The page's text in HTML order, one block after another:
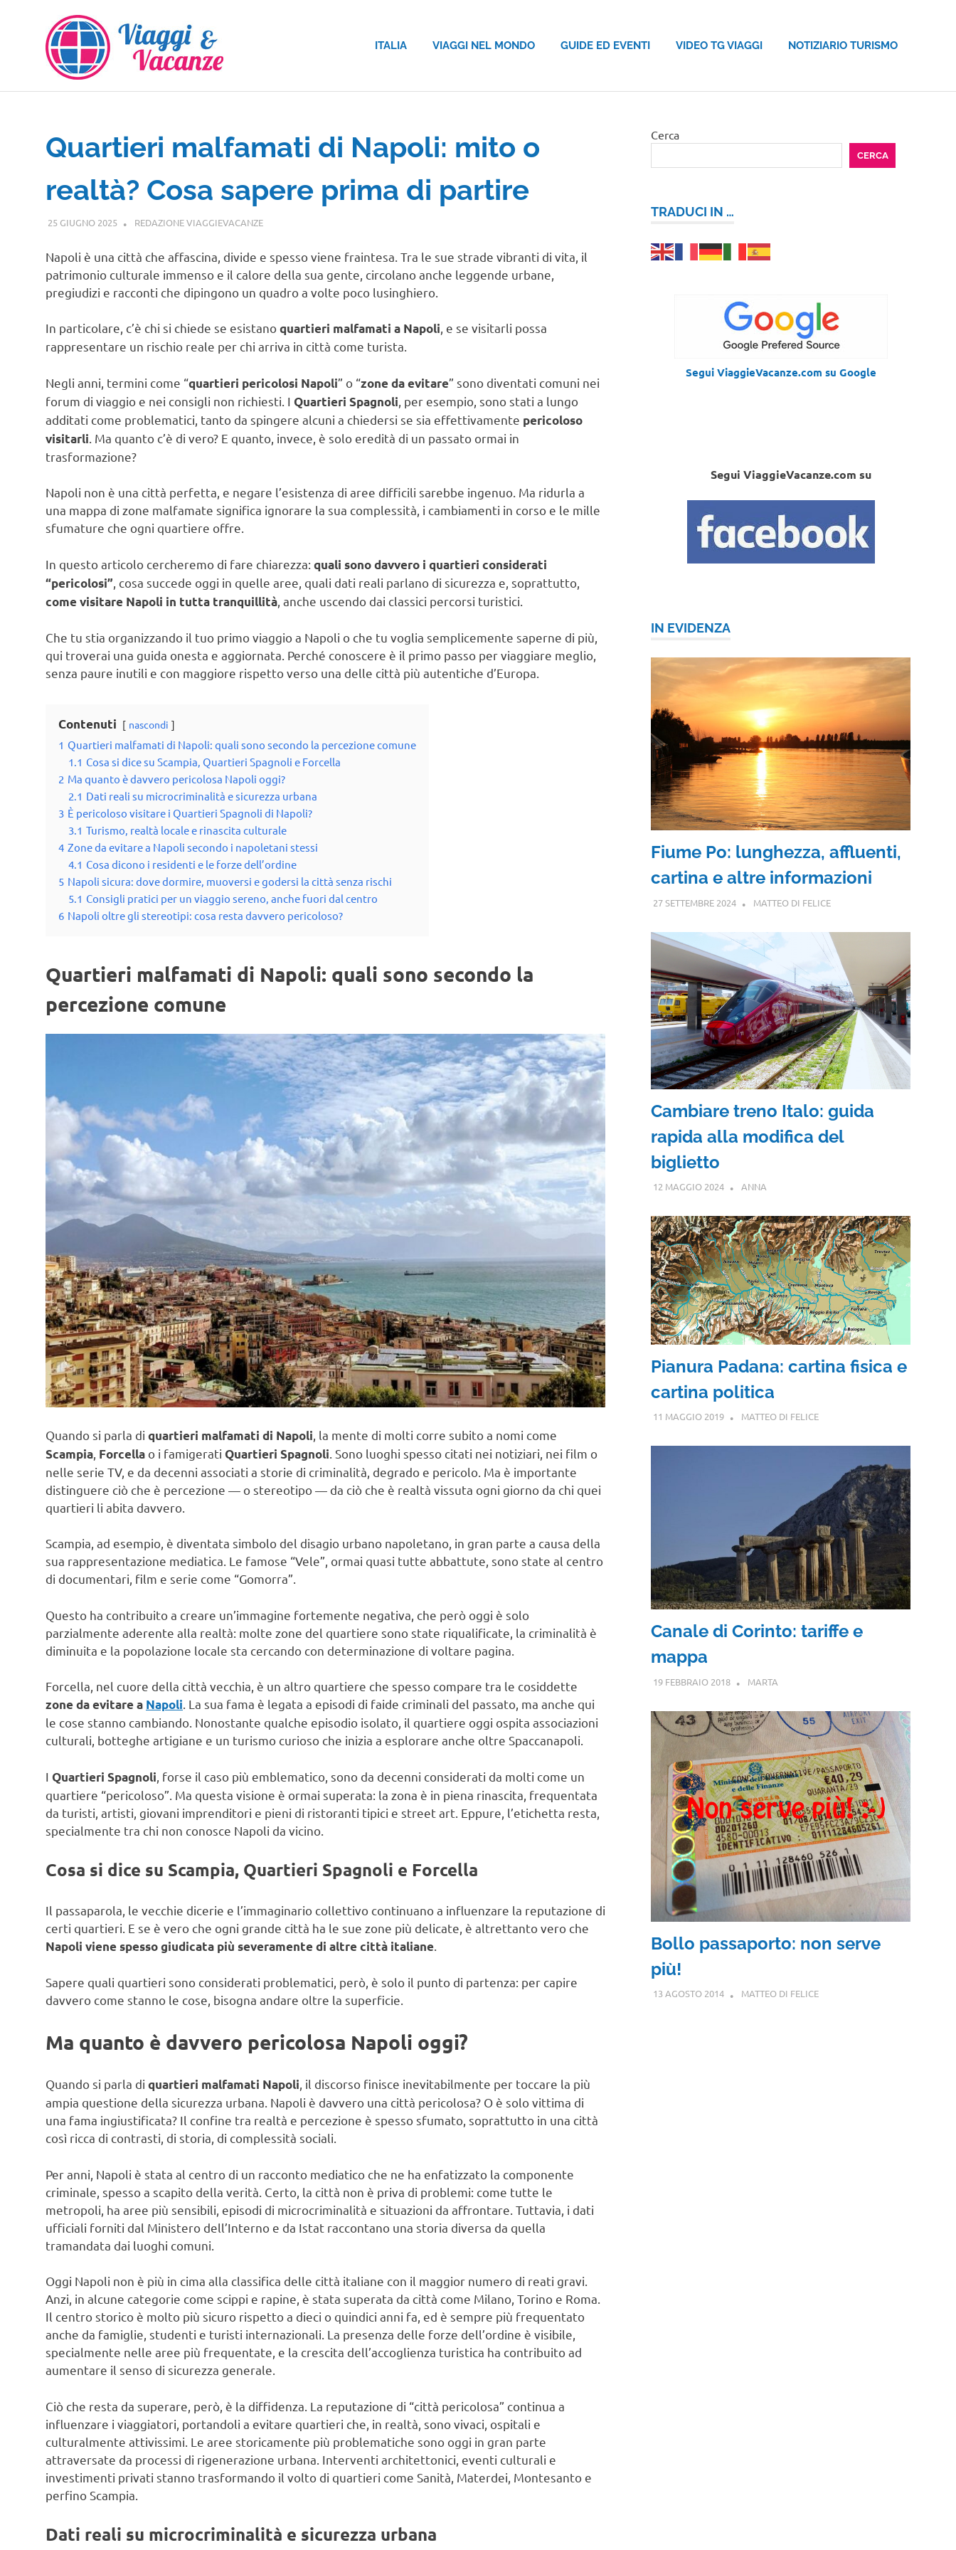
contenuto
ITALIA VIAGGI NEL MONDO GUIDE ED EVENTI VIDEO TG VIAGGI NOTIZIARIO TURISMO
Quartieri malfamati di Napoli: mito o
realtà? Cosa sapere prima di partire
25 GIUGNO 2025 REDAZIONE VIAGGIEVACANZECAMPANIA
Napoli è una città che affascina, divide e spesso viene fraintesa. Tra le sue strade vibranti di vita, il
patrimonio culturale immenso e il calore della sua gente, circolano anche leggende urbane,
pregiudizi e racconti che dipingono un quadro a volte poco lusinghiero.
In particolare, c’è chi si chiede se esistanoquartieri malfamati a Napoli, e se visitarli possa
rappresentare un rischio reale per chi arriva in città come turista.
Negli anni, termini come “quartieri pericolosi Napoli” o “zone da evitare” sono diventati comuni nei
forum di viaggio e nei consigli non richiesti. I Quartieri Spagnoli , per esempio, sono stati a lungo
additati come problematici, tanto da spingere alcuni a chiedersi se sia effettivamente pericoloso
visitarli . Ma quanto c’è di vero? E quanto, invece, è solo eredità di un passato ormai in
trasformazione?
Napoli non è una città perfetta, e negare l’esistenza di aree difficili sarebbe ingenuo. Ma ridurla a
una mappa di zone malfamate significa ignorare la sua complessità, i cambiamenti in corso e le mille
sfumature che ogni quartiere offre.
In questo articolo cercheremo di fare chiarezza: quali sono davvero i quartieri considerati
“pericolosi” , cosa succede oggi in quelle aree, quali dati reali parlano di sicurezza e, soprattutto,
come visitare Napoli in tutta tranquillità , anche uscendo dai classici percorsi turistici.
Che tu stia organizzando il tuo primo viaggio a Napoli o che tu voglia semplicemente saperne di più,
qui troverai una guida onesta e aggiornata. Perché conoscere è il primo passo per viaggiare meglio,
senza paure inutili e con maggiore rispetto verso una delle città più autentiche d’Europa.
Contenuti nascondi
1 Quartieri malfamati di Napoli: quali sono secondo la percezione comune
1.1 Cosa si dice su Scampia, Quartieri Spagnoli e Forcella
2 Ma quanto è davvero pericolosa Napoli oggi?
2.1 Dati reali su microcriminalità e sicurezza urbana
3 È pericoloso visitare i Quartieri Spagnoli di Napoli?
3.1 Turismo, realtà locale e rinascita culturale
4 Zone da evitare a Napoli secondo i napoletani stessi
4.1 Cosa dicono i residenti e le forze dell’ordine
5 Napoli sicura: dove dormire, muoversi e godersi la città senza rischi
5.1 Consigli pratici per un viaggio sereno, anche fuori dal centro
6 Napoli oltre gli stereotipi: cosa resta davvero pericoloso?
Quartieri malfamati di Napoli: quali sono secondo la
percezione comune
Quando si parla di quartieri malfamati di Napoli , la mente di molti corre subito a nomi come
Scampia Forcella o i famigerati Quartieri Spagnoli . Sono luoghi spesso citati nei notiziari, nei film o
nelle serie TV, e da decenni associati a storie di criminalità, degrado e pericolo. Ma è importante
distinguere ciò che è percezione — o stereotipo — da ciò che è realtà vissuta ogni giorno da chi quei
quartieri li abita davvero.
Scampia, ad esempio, è diventata simbolo del disagio urbano napoletano, in gran parte a causa della
sua rappresentazione mediatica. Le famose “Vele”, ormai quasi tutte abbattute, sono state al centro
di documentari, film e serie come “Gomorra”.
Questo ha contribuito a creare un’immagine fortemente negativa, che però oggi è solo
parzialmente aderente alla realtà: molte zone del quartiere sono state riqualificate, la criminalità è
diminuita e la popolazione locale sta cercando con determinazione di voltare pagina.
Forcella, nel cuore della città vecchia, è un altro quartiere che spesso compare tra le cosiddette
zone da evitare a Napoli. La sua fama è legata a episodi di faide criminali del passato, ma anche qui
le cose stanno cambiando. Nonostante qualche episodio isolato, il quartiere oggi ospita associazioni
culturali, botteghe artigiane e un turismo curioso che inizia a esplorare anche oltre Spaccanapoli.
I Quartieri Spagnoli , forse il caso più emblematico, sono da decenni considerati da molti come un
quartiere “pericoloso”. Ma questa visione è ormai superata: la zona è in piena rinascita, frequentata
da turisti, artisti, giovani imprenditori e pieni di ristoranti tipici e street art. Eppure, l’etichetta resta,
specialmente tra chi non conosce Napoli da vicino.
Cosa si dice su Scampia, Quartieri Spagnoli e Forcella
Il passaparola, le vecchie dicerie e l’immaginario collettivo continuano a influenzare la reputazione di
certi quartieri. E se è vero che ogni grande città ha le sue zone più delicate, è altrettanto vero che
Napoli viene spesso giudicata più severamente di altre città italiane
Sapere quali quartieri sono considerati problematici, però, è solo il punto di partenza: per capire
davvero come stanno le cose, bisogna andare oltre la superficie.
Ma quanto è davvero pericolosa Napoli oggi?
Quando si parla di quartieri malfamati Napoli, il discorso finisce inevitabilmente per toccare la più
ampia questione della sicurezza urbana. Napoli è davvero una città pericolosa? O è solo vittima di
una fama ingiustificata? Il confine tra realtà e percezione è spesso sfumato, soprattutto in una città
così ricca di contrasti, di storia, di complessità sociali.
Per anni, Napoli è stata al centro di un racconto mediatico che ne ha enfatizzato la componente
criminale, spesso a scapito della verità. Certo, la città non è priva di problemi: come tutte le
metropoli, ha aree più sensibili, episodi di microcriminalità e situazioni da affrontare. Tuttavia, i dati
ufficiali forniti dal Ministero dell’Interno e da Istat raccontano una storia diversa da quella
tramandata dai luoghi comuni.
Oggi Napoli non è più in cima alla classifica delle città italiane con il maggior numero di reati gravi.
Anzi, in alcune categorie come scippi e rapine, è stata superata da città come Milano, Torino e Roma.
Il centro storico è molto più sicuro rispetto a dieci o quindici anni fa, ed è sempre più frequentato
anche da famiglie, studenti e turisti internazionali. La presenza delle forze dell’ordine è visibile,
specialmente nelle aree più frequentate, e la crescita dell’accoglienza turistica ha contribuito ad
aumentare il senso di sicurezza generale.
Ciò che resta da superare, però, è la diffidenza. La reputazione di “città pericolosa” continua a
influenzare i viaggiatori, portandoli a evitare quartieri che, in realtà, sono vivaci, ospitali e
culturalmente attivissimi. Le aree storicamente più problematiche sono oggi in gran parte
attraversate da processi di rigenerazione urbana. Interventi architettonici, eventi culturali e
investimenti privati stanno trasformando il volto di quartieri come Sanità, Materdei, Montesanto e
perfino Scampia.
Dati reali su microcriminalità e sicurezza urbana
Cerca
CERCA
TRADUCI IN …
Segui ViaggieVacanze.com su Google
Segui ViaggieVacanze.com su
IN EVIDENZA
Fiume Po: lunghezza, affluenti,
cartina e altre informazioni
27 SETTEMBRE 2024 MATTEO DI FELICE
Cambiare treno Italo: guida
rapida alla modifica del
biglietto
12 MAGGIO 2024 ANNA
Pianura Padana: cartina fisica e
cartina politica
11 MAGGIO 2019 MATTEO DI FELICE
Canale di Corinto: tariffe e
mappa
19 FEBBRAIO 2018 MARTA
Bollo passaporto: non serve
più!
13 AGOSTO 2014 MATTEO DI FELICE